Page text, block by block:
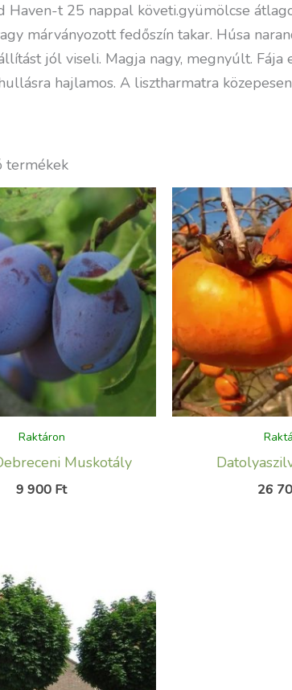
Haven-t 25 nappal követi.gyümölcse
márványozott fedőszí­n takar. Húsa
jól viseli. Magja nagy, megnyúlt.
hajlamos. A lisztharmatra
termékek
Raktáron
Muskotály
9 900 Ft 26
900 Ft
-
49
300 Ft